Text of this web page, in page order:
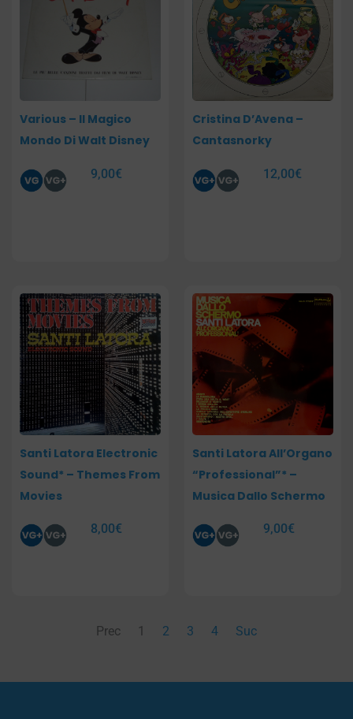
Various – Il Magico
Mondo Di Walt Disney
9,00€
Cristina D’Avena –
Cantasnorky
12,00€
Santi Latora Electronic
Sound* – Themes From
Movies
8,00€
Santi Latora All’Organo
“Professional”* –
Musica Dallo Schermo
9,00€
Prec 1 2 3 4 Suc